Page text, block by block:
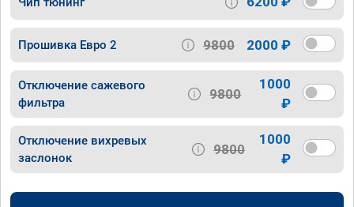
Прошивка Евро 2 9800 2000 ₽
Отключение сажевого
фильтра
9800
1000
₽
Отключение вихревых
заслонок
9800
1000
₽